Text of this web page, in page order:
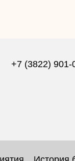
+7 (3822) 901-